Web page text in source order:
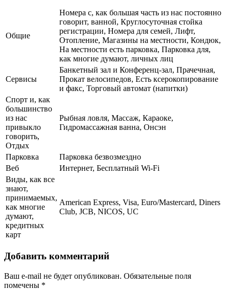
Общие
Номера с, как большая часть из нас постоянно
говорит, ванной, Круглосуточная стойка
регистрации, Номера для семей, Лифт,
Отопление, Магазины на местности, Кондюк,
На местности есть парковка, Парковка для,
как многие думают, личных лиц
Сервисы
Банкетный зал и Конференц-зал, Прачечная,
Прокат велосипедов, Есть ксерокопирование
и факс, Торговый автомат (напитки)
Спорт и, как
большинство
из нас
привыкло
говорить,
Отдых
Рыбная ловля, Массаж, Караоке,
Гидромассажная ванна, Онсэн
Парковка
Парковка безвозмездно
Веб
Интернет, Бесплатный Wi-Fi
Виды, как все
знают,
принимаемых,
как многие
думают,
кредитных
карт
American Express, Visa, Euro/Mastercard, Diners
Club, JCB, NICOS, UC
Добавить комментарий
Ваш e-mail не будет опубликован. Обязательные поля
помечены *